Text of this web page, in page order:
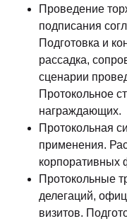
Проведение
подписания
Подготовка и
рассадка,
сценарии
Протокольное
награждающих.
Протокольная
применения.
корпоративных
Протокольные
делегаций,
визитов.